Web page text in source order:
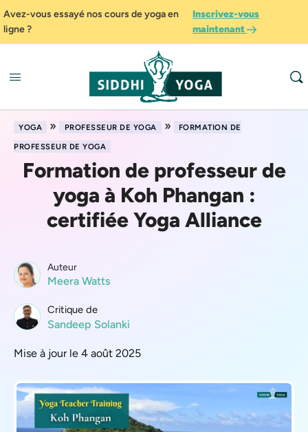
Avez-vous essayé nos cours de yoga en
ligne ?
Inscrivez-vous
maintenant
YOGA » PROFESSEUR DE YOGA »
FORMATION DE
PROFESSEUR DE YOGA
Formation de professeur de
yoga à Koh Phangan :
certifiée Yoga Alliance
Auteur
Meera Watts
Critique de
Sandeep Solanki
Mise à jour le 4 août 2025